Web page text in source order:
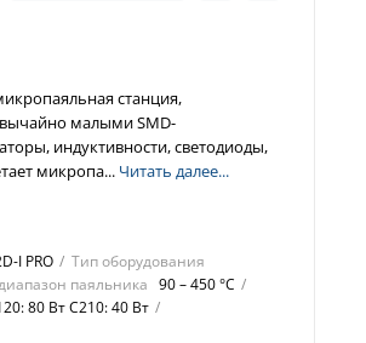
станция,
малыми SMD-
индуктивности, светодиоды,
микропа... Читать далее...
I PRO
Тип оборудования
паяльника 90 – 450 °C
80 Вт C210: 40 Вт